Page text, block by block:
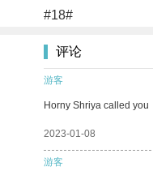
#18#
评论
游客
Horny Shriya called you
2023-01-08
游客